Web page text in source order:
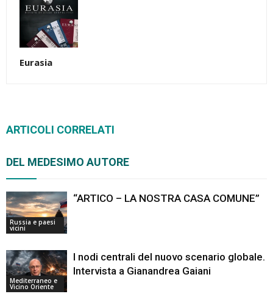
Eurasia
ARTICOLI CORRELATI
DEL MEDESIMO AUTORE
Russia e paesi
vicini
“ARTICO – LA NOSTRA CASA COMUNE”
Mediterraneo e
Vicino Oriente
I nodi centrali del nuovo scenario globale.
Intervista a Gianandrea Gaiani